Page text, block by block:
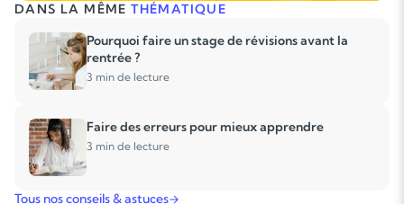
DANS LA MÊMETHÉMATIQUE
Pourquoi faire un stage de révisions avant la
rentrée ?
3 min de lecture
Faire des erreurs pour mieux apprendre
3 min de lecture
Tous nos conseils & astuces